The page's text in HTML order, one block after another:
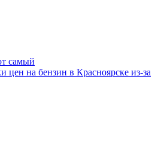
самый
цен на бензин в Красноярске из-за